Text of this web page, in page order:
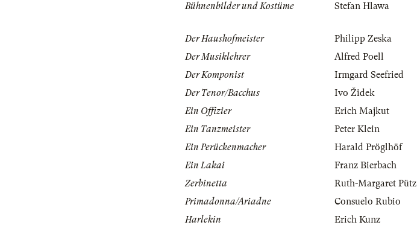
Bühnenbilder und Kostüme
Stefan Hlawa
Der Haushofmeister
Philipp Zeska
Der Musiklehrer
Alfred Poell
Der Komponist
Irmgard Seefried
Der Tenor/Bacchus
Ivo Židek
Ein Offizier
Erich Majkut
Ein Tanzmeister
Peter Klein
Ein Perückenmacher
Harald Pröglhöf
Ein Lakai
Franz Bierbach
Zerbinetta
Ruth-Margaret Pütz
Primadonna/Ariadne
Consuelo Rubio
Harlekin
Erich Kunz